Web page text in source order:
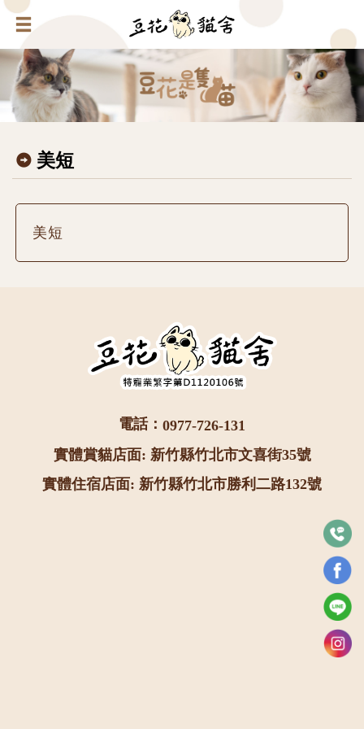
美短
美短
電話： 0977-726-131
實體賞貓店面: 新竹縣竹北市文喜街35號
實體住宿店面: 新竹縣竹北市勝利二路132號